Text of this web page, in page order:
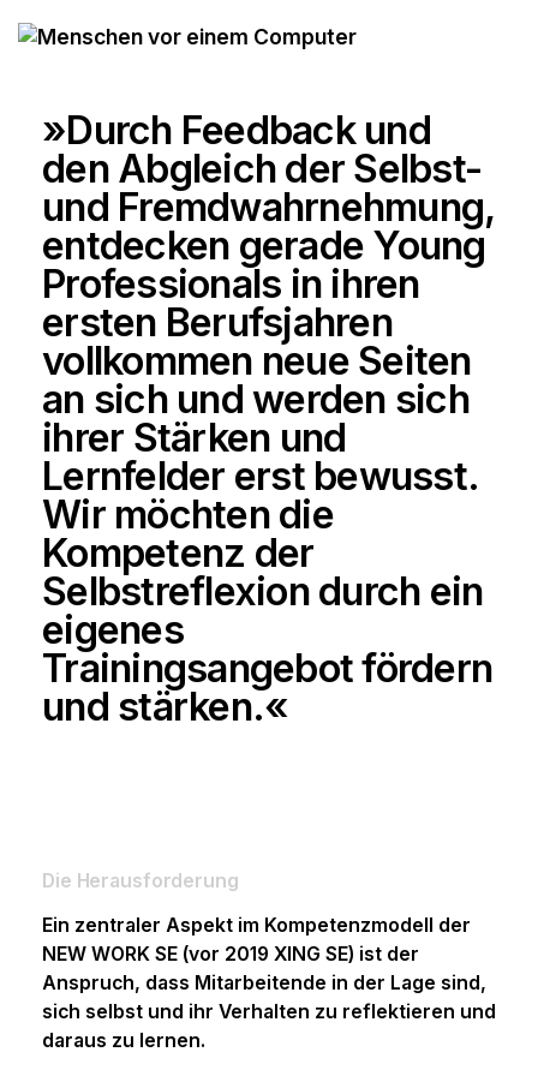
Virtuelle Teamführung
Kommunikation
Alle Trainings zu Kommunikation
Kommunikations­training
Extreme Listening
Konflikt­management
Feedback-Training
Female Empowerment
Improvisationsskills im Business
Selbstführung & Transformation
Change & Transformation
Resilienztraining
Selbst­reflexion
Zeit- und Selbstmanagement
Hybrides Projektmanagement
Präsentationstraining – virtuell
präsentieren
Termine für offene Trainings
Coaching
»Durch Feedback und
den Abgleich der Selbst-
und Fremdwahrnehmung,
entdecken gerade Young
Professionals in ihren
ersten Berufsjahren
vollkommen neue Seiten
an sich und werden sich
ihrer Stärken und
Lernfelder erst bewusst.
Wir möchten die
Kompetenz der
Selbstreflexion durch ein
eigenes
Trainingsangebot fördern
und stärken.«
Die Heraus­forderung
Ein zentraler Aspekt im Kompetenzmodell der
NEW WORK SE (vor 2019 XING SE) ist der
Anspruch, dass Mitarbeitende in der Lage sind,
sich selbst und ihr Verhalten zu reflektieren und
daraus zu lernen.